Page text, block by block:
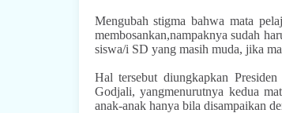
Mengubah stigma bahwa mata
membosankan,nampaknya sudah
siswa/i SD yang masih muda, jika
Hal tersebut diungkapkan
Godjali, yangmenurutnya kedua
anak-anak hanya bila disampaikan